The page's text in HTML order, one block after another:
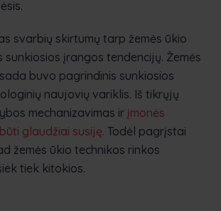
svarbių skirtumų tarp žemės ūkio
sunkiosios įrangos tendencijų. Žemės
buvo pagrindinis sunkiosios
naujovių variklis. Iš tikrųjų
mechanizavimas ir įmonės
glaudžiai susiję. Todėl pagrįstai
žemės ūkio technikos rinkos
tiek kitokios.